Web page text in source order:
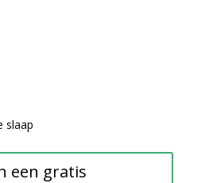
slaap
een gratis